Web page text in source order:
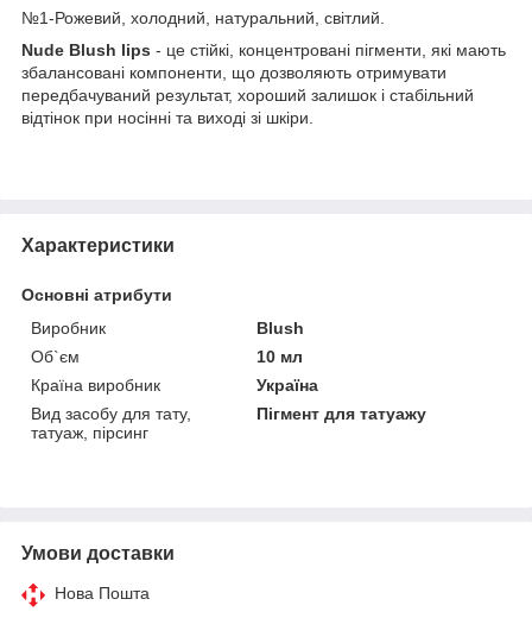
№1-Рожевий, холодний, натуральний, світлий.
Nude Blush lips - це стійкі, концентровані пігменти, які мають
збалансовані компоненти, що дозволяють отримувати
передбачуваний результат, хороший залишок і стабільний
відтінок при носінні та виході зі шкіри.
Характеристики
Основні атрибути
Виробник
Blush
Об`єм
10 мл
Країна виробник
Україна
Вид засобу для тату,
татуаж, пірсинг
Пігмент для татуажу
Умови доставки
Нова Пошта